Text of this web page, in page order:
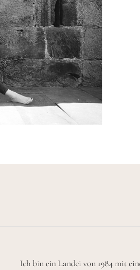
Ich bin ein Landei von 1984 mit